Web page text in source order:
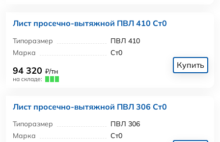
Лист просечно-вытяжной ПВЛ 410 Ст0
Типоразмер
ПВЛ 410
Марка
Ст0
94 320 ₽/тн
на складе:
Купить
Лист просечно-вытяжной ПВЛ 306 Ст0
Типоразмер
ПВЛ 306
Марка
Ст0